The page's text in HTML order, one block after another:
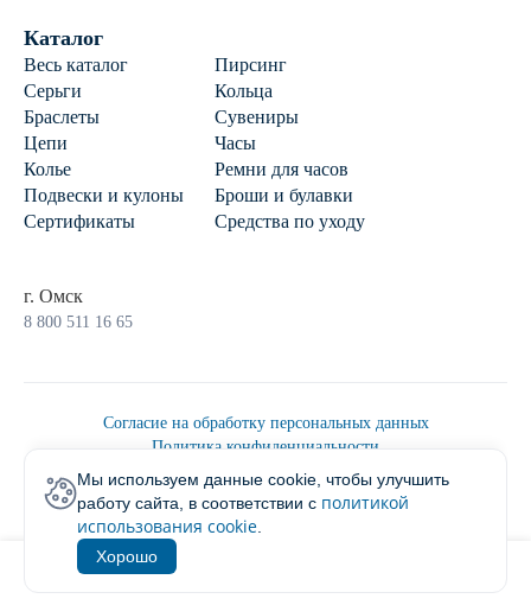
1
Каталог
Весь каталог
Пирсинг
Серьги
Кольца
Браслеты
Сувениры
Цепи
Часы
Колье
Ремни для часов
Подвески и кулоны
Броши и булавки
Сертификаты
Средства по уходу
г. Омск
8 800 511 16 65
Согласие на обработку персональных данных
Политика конфиденциальности
Политика обработки персональных данных
Пользовательским соглашением
2026 © Ювелирторг
Мы используем данные cookie, чтобы улучшить
работу сайта, в соответствии с политикой
использования cookie
Хорошо